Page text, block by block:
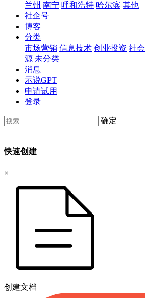
兰州 南宁 呼和浩特 哈尔滨 其他
社企号
博客
分类
市场营销 信息技术 创业投资 社
源 未分类
消息
示说GPT
申请试用
登录
确定
快速创建
×
创建文档